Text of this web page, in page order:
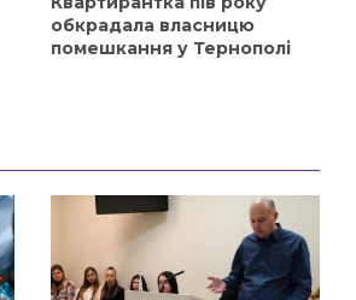
обкрадала власницю
помешкання у Тернополі